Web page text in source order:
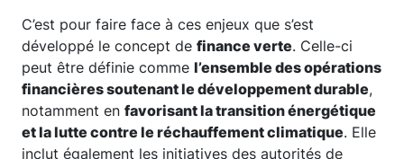
C’est pour faire face à ces enjeux que s’est
développé le concept de finance verte. Celle-­ci
peut être définie comme l’ensemble des opérations
financières soutenant le développement durable,
notamment en favorisant la transition énergétique
et la lutte contre le réchauffement climatique. Elle
inclut également les initiatives des autorités de